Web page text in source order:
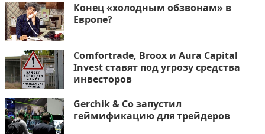
Конец «холодным обзвонам» в
Европе?
Comfortrade, Broox и Aura Capital
Invest ставят под угрозу средства
инвесторов
Gerchik & Co запустил
геймификацию для трейдеров